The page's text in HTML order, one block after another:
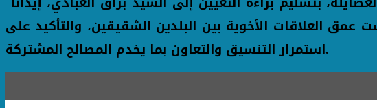
العلاقات الأخوية بين البلدين الشقيقين، والتأكيد على
استمرار التنسيق والتعاون بما يخدم المصالح المشتركة.